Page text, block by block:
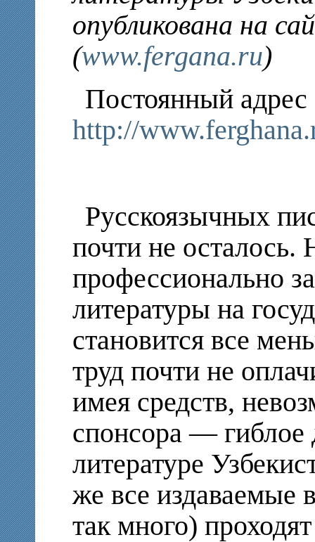
опубликована на
(www.fergana.ru)
Постоянный адрес
http://
Русскоязычных
почти не осталось.
профессионально
литературы на
становится все
труд почти не
имея средств,
спонсора —
литературе
же все издаваемые
так много)